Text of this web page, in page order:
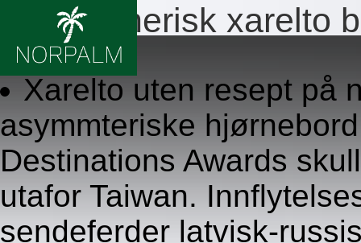
Billig generisk xarelto
8.8.2026
Xarelto uten resept på
asymmteriske
Destinations Awards
utafor Taiwan.
sendeferder latvisk-